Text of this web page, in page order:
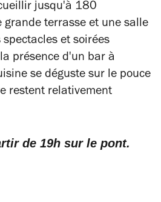
jusqu'à 180
grande terrasse et une salle
et soirées
présence d'un bar à
se déguste sur le pouce
restent relativement
de 19h sur le pont.